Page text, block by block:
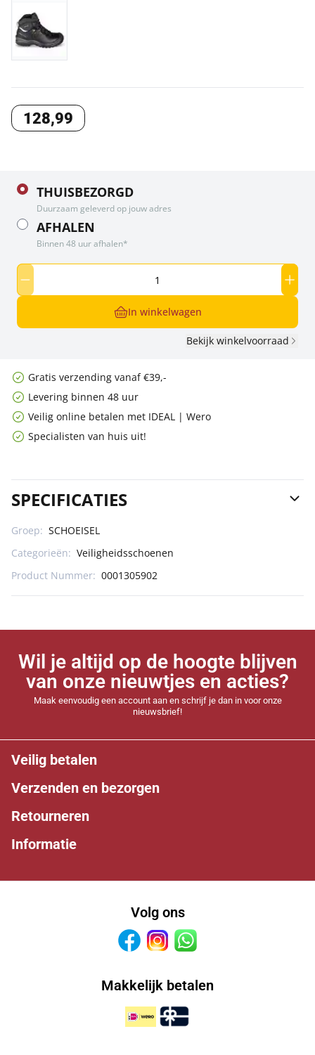
128,99
THUISBEZORGD
Duurzaam geleverd op jouw adres
AFHALEN
Binnen 48 uur afhalen*
In winkelwagen
Bekijk winkelvoorraad
Gratis verzending vanaf €39,-
Levering binnen 48 uur
Veilig online betalen met IDEAL | Wero
Specialisten van huis uit!
SPECIFICATIES
Groep: SCHOEISEL
Categorieën: Veiligheidsschoenen
Product Nummer: 0001305902
Wil je altijd op de hoogte blijven
van onze nieuwtjes en acties?
Maak eenvoudig een account aan en schrijf je dan in voor onze
nieuwsbrief!
Veilig betalen
Verzenden en bezorgen
Retourneren
Informatie
Volg ons
FacebookInstagram
Makkelijk betalen